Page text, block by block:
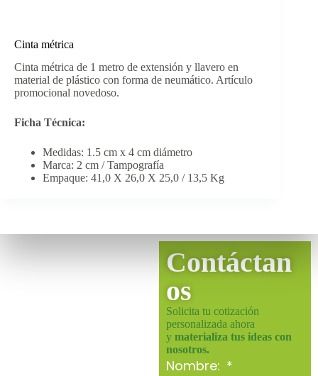
Cinta métrica
Cinta métrica de 1 metro de extensión y llavero en
material de plástico con forma de neumático. Artículo
promocional novedoso.
Ficha Técnica:
Medidas: 1.5 cm x 4 cm diámetro
Marca: 2 cm / Tampografía
Empaque: 41,0 X 26,0 X 25,0 / 13,5 Kg
Contáctan
os
Solicita tu cotización
personalizada ahora
y materializa tus ideas con
nosotros.
Nombre: